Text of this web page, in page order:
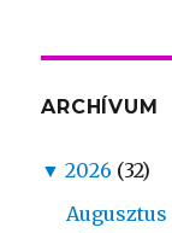
ARCHÍVUM
▼ 2026 (32)
Augusztus